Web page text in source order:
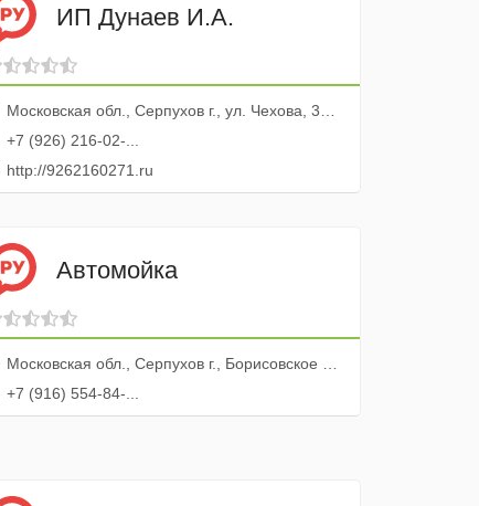
ИП Дунаев И.А.
Московская обл., Серпухов г., ул. Чехова, 30/34
+7 (926) 216-02-...
http://9262160271.ru
Автомойка
Московская обл., Серпухов г., Борисовское ш., 119
+7 (916) 554-84-...